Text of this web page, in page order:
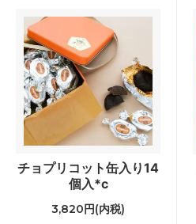
チョプリコット缶入り14
個入*c
3,820円(内税)